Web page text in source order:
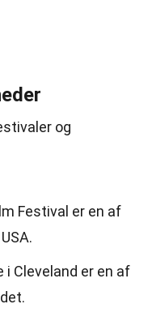
og
Festival er en af
i Cleveland er en af